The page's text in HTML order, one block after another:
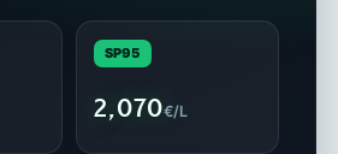
SP95
2,070€/L